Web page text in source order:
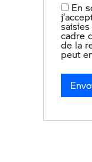
En
cadre
de la
peut